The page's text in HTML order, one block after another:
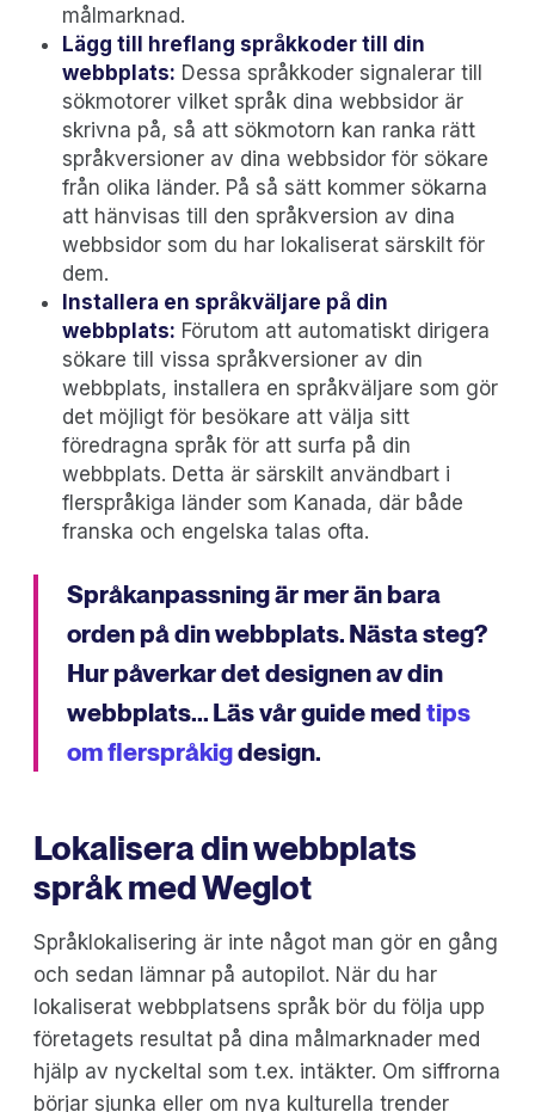
målmarknad.
Lägg till hreflang språkkoder till din
webbplats: Dessa språkkoder signalerar till
sökmotorer vilket språk dina webbsidor är
skrivna på, så att sökmotorn kan ranka rätt
språkversioner av dina webbsidor för sökare
från olika länder. På så sätt kommer sökarna
att hänvisas till den språkversion av dina
webbsidor som du har lokaliserat särskilt för
dem.
Installera en språkväljare på din
webbplats: Förutom att automatiskt dirigera
sökare till vissa språkversioner av din
webbplats, installera en språkväljare som gör
det möjligt för besökare att välja sitt
föredragna språk för att surfa på din
webbplats. Detta är särskilt användbart i
flerspråkiga länder som Kanada, där både
franska och engelska talas ofta.
Språkanpassning är mer än bara
orden på din webbplats. Nästa steg?
Hur påverkar det designen av din
webbplats... Läs vår guide med tips
om flerspråkigdesign.
Lokalisera din webbplats
språk med Weglot
Språklokalisering är inte något man gör en gång
och sedan lämnar på autopilot. När du har
lokaliserat webbplatsens språk bör du följa upp
företagets resultat på dina målmarknader med
hjälp av nyckeltal som t.ex. intäkter. Om siffrorna
börjar sjunka eller om nya kulturella trender